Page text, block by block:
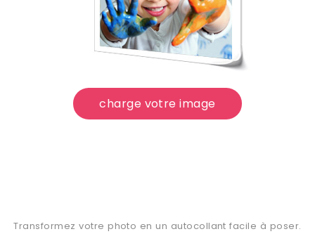
charge votre image
Transformez votre photo en un autocollant facile à poser.